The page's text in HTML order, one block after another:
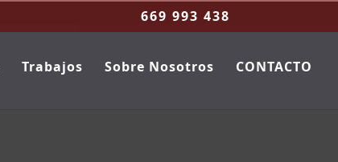
669 993 438
Trabajos Sobre Nosotros CONTACTO